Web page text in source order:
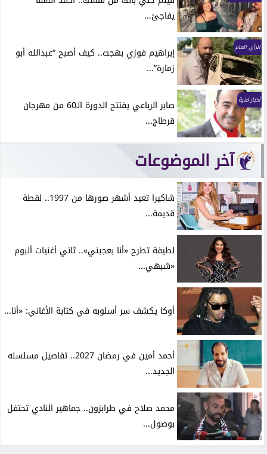
يفاجئ...
الرأي العام
إبراهيم فوزي بهجت.. كيف أصبح “عبدالله أبو
زمارة”...
أخبار فنية
صابر الرباعي يفتتح الدورة الـ60 من مهرجان
قرطاج...
آخر الموضوعات
شاكيرا تعيد أشهر صورها من 1997.. لقطة
قديمة...
لطيفة تطرح «أنا بعجبني».. ثاني أغنيات ألبوم
«شبهي...
أوكا يكشف سر أسلوبه في كتابة الأغاني: «أنا...
أحمد أمين في رمضان 2027.. تفاصيل مسلسله
الجديد...
محمد صلاح في طرابزون.. جماهير النادي تحتفل
بوصول...